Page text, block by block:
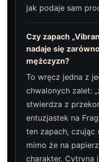
jak podaje sam
Czy zapach
nadaje się
mężczyzn?
To wręcz jedna z
chwalonych zalet:
stwierdza z
entuzjastek na
ten zapach, czując
mimo że na
charakter. Cytryna